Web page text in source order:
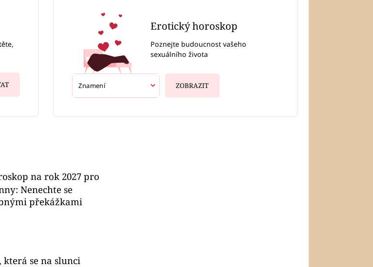
Erotický horoskop
Poznejte budoucnost vašeho
sexuálního života
ZOBRAZIT
na rok 2027 pro
Nenechte se
překážkami
která se na slunci